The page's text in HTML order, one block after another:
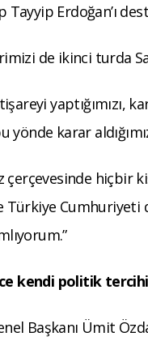
Tayyip Erdoğan’ı
de ikinci turda
yaptığımızı,
yönde karar
hiçbir
Cumhuriyeti
kendi politik
Başkanı Ümit